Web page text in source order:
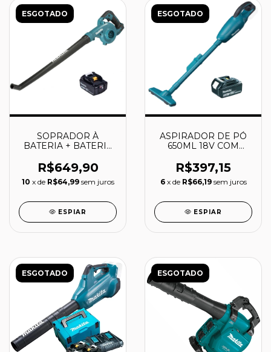
ESGOTADO
SOPRADOR À
BATERIA + BATERIA
DUB186Z-P - MAKITA
R$649,90
10 x de R$64,99 sem juros
ESPIAR
ESGOTADO
ASPIRADOR DE PÓ
650ML 18V COM
- MAKITA
R$397,15
6 x de R$66,19 sem juros
ESPIAR
ESGOTADO ESGOTADO